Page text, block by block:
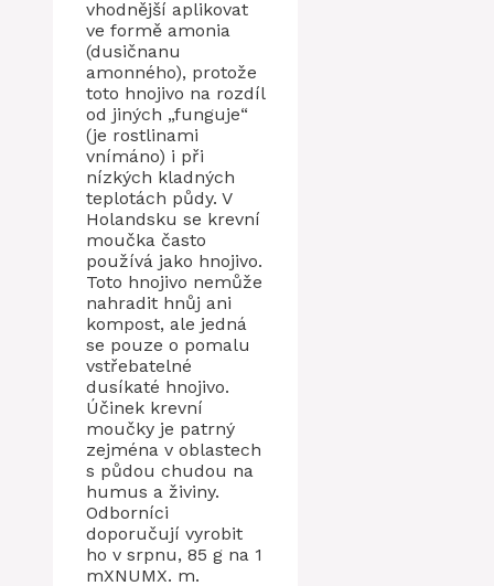
vhodnější aplikovat
ve formě amonia
(dusičnanu
amonného), protože
toto hnojivo na rozdíl
od jiných „funguje“
(je rostlinami
vnímáno) i při
nízkých kladných
teplotách půdy. V
Holandsku se krevní
moučka často
používá jako hnojivo.
Toto hnojivo nemůže
nahradit hnůj ani
kompost, ale jedná
se pouze o pomalu
vstřebatelné
dusíkaté hnojivo.
Účinek krevní
moučky je patrný
zejména v oblastech
s půdou chudou na
humus a živiny.
Odborníci
doporučují vyrobit
ho v srpnu, 85 g na 1
mXNUMX. m.